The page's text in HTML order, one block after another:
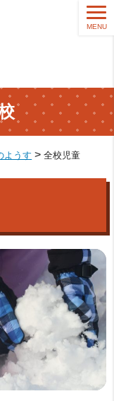
MENU
ようす >全校児童